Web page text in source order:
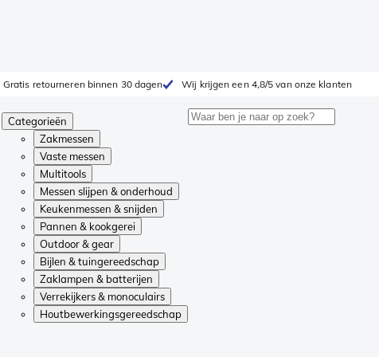
Gratis retourneren binnen 30 dagen Wij krijgen een 4,8/5 van onze klanten
Categorieën
Zakmessen
Vaste messen
Multitools
Messen slijpen & onderhoud
Keukenmessen & snijden
Pannen & kookgerei
Outdoor & gear
Bijlen & tuingereedschap
Zaklampen & batterijen
Verrekijkers & monoculairs
Houtbewerkingsgereedschap